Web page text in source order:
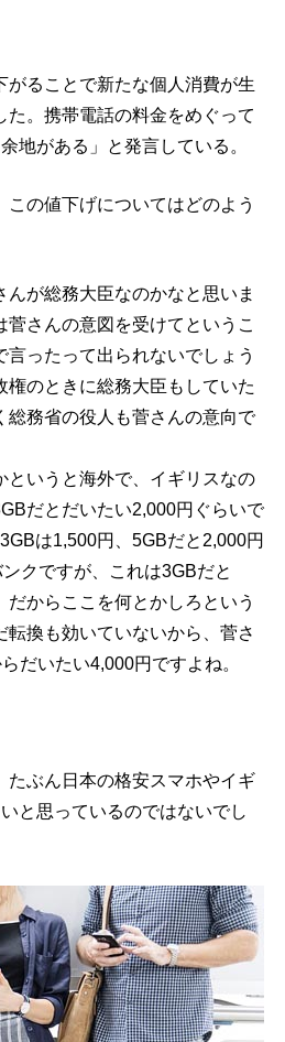
ることで新たな個人消費が生
。携帯電話の料金をめぐって
地がある」と発言している。
の値下げについてはどのよう
が総務大臣なのかなと思いま
さんの意図を受けてというこ
ったって出られないでしょう
のときに総務大臣もしていた
総務省の役人も菅さんの意向で
というと海外で、イギリスなの
だとだいたい2,000円ぐらいで
は1,500円、5GBだと2,000円
クですが、これは3GBだと
からここを何とかしろという
換も効いていないから、菅さ
だいたい4,000円ですよね。
たぶん日本の格安スマホやイギ
と思っているのではないでし